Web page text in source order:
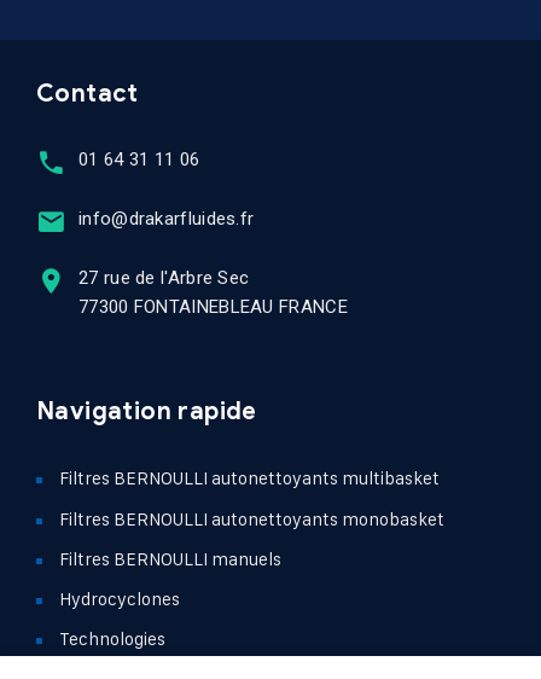
Contact
01 64 31 11 06
info@drakarfluides.fr
27 rue de l'Arbre Sec
77300 FONTAINEBLEAU FRANCE
Navigation rapide
Filtres BERNOULLI autonettoyants multibasket
Filtres BERNOULLI autonettoyants monobasket
Filtres BERNOULLI manuels
Hydrocyclones
Technologies